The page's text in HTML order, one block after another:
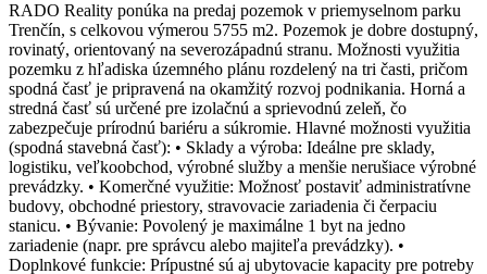
RADO Reality ponúka na predaj pozemok v priemyselnom parku
Trenčín, s celkovou výmerou 5755 m2. Pozemok je dobre dostupný,
rovinatý, orientovaný na severozápadnú stranu. Možnosti využitia
pozemku z hľadiska územného plánu rozdelený na tri časti, pričom
spodná časť je pripravená na okamžitý rozvoj podnikania. Horná a
stredná časť sú určené pre izolačnú a sprievodnú zeleň, čo
zabezpečuje prírodnú bariéru a súkromie. Hlavné možnosti využitia
(spodná stavebná časť): • Sklady a výroba: Ideálne pre sklady,
logistiku, veľkoobchod, výrobné služby a menšie nerušiace výrobné
prevádzky. • Komerčné využitie: Možnosť postaviť administratívne
budovy, obchodné priestory, stravovacie zariadenia či čerpaciu
stanicu. • Bývanie: Povolený je maximálne 1 byt na jedno
zariadenie (napr. pre správcu alebo majiteľa prevádzky). •
Doplnkové funkcie: Prípustné sú aj ubytovacie kapacity pre potreby